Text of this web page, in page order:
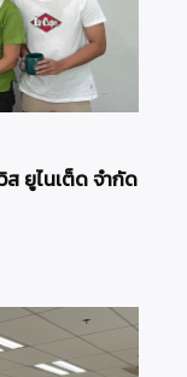
ยูไนเต็ด จำกัด